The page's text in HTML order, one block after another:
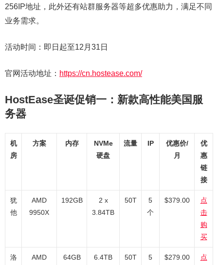
256IP地址，此外还有站群服务器等超多优惠助力，满足不同
业务需求。
活动时间：即日起至12月31日
官网活动地址： https://cn.hostease.com/
HostEase圣诞促销一：新款高性能美国服
务器
机
房
方案 内存
NVMe
硬盘
流量 IP
优惠价/
月
优
惠
链
接
犹
他
AMD
9950X
192GB
2 x
3.84TB
50T
5
个
$379.00
点
击
购
买
洛
AMD
64GB 6.4TB 50T
5
$279.00
点